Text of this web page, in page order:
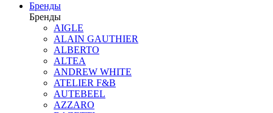
Бренды
Бренды
AIGLE
ALAIN GAUTHIER
ALBERTO
ALTEA
ANDREW WHITE
ATELIER F&B
AUTEBEEL
AZZARO